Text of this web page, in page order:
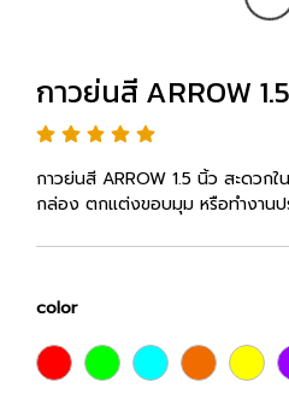
กาวย่นสี ARROW
กาวย่นสี ARROW 1.5 นิ้ว สะดวกใ
กล่อง ตกแต่งขอบมุม หรือทำงานป
color